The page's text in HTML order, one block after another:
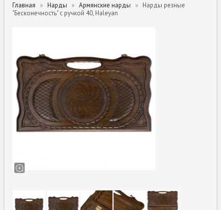
Главная Нарды Армянские нарды
Нарды резные
"Бесконечность" с ручкой 40, Haleyan